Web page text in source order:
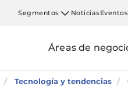
Segmentos NoticiasEventos
Áreas de
Tecnología y tendencias